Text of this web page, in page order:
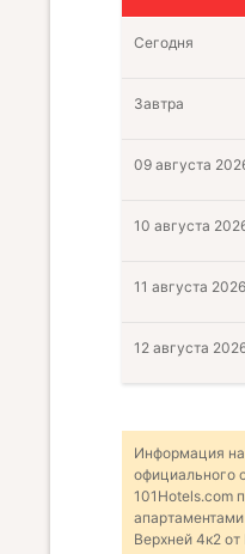
Сегодня
Завтра
09 августа
10 августа
11 августа 2026
12 августа
Информация
официального
101Hotels.com
Верхней 4к2